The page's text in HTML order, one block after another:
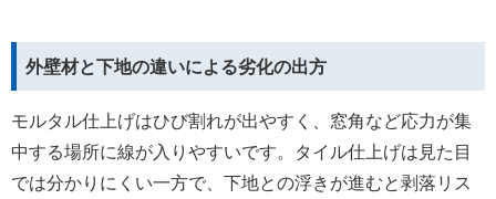
外壁材と下地の違いによる劣化の出方
モルタル仕上げはひび割れが出やすく、窓角など応力が集
中する場所に線が入りやすいです。タイル仕上げは見た目
では分かりにくい一方で、下地との浮きが進むと剥落リス